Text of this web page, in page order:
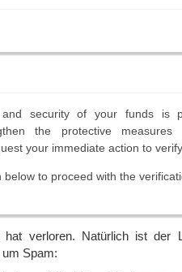
security of your funds is
the protective measures
your immediate action to
below to proceed with the
verloren. Natürlich ist der
Spam: